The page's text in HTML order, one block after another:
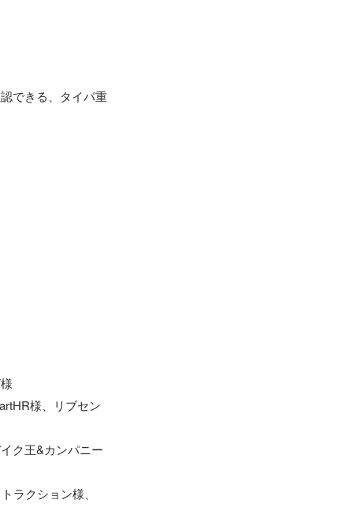
できる、タイパ重
様、リブセン
ク王&カンパニー
ラクション様、